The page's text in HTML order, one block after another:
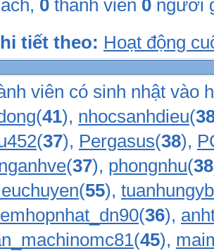
0 thành viên 0 người
tiết theo: Hoạt động
viên có sinh nhật vào
(41), nhocsanhdieu(
(37), Pergasus(38),
(37), phongnhu(38
(55), tuanhungyb
(36),
(45),